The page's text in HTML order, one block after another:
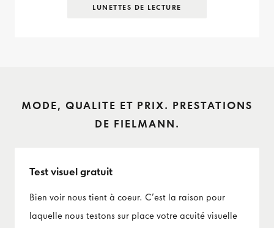
LUNETTES DE LECTURE
MODE, QUALITE ET PRIX. PRESTATIONS
DE FIELMANN.
Test visuel gratuit
Bien voir nous tient à coeur. C’est la raison pour
laquelle nous testons sur place votre acuité visuelle